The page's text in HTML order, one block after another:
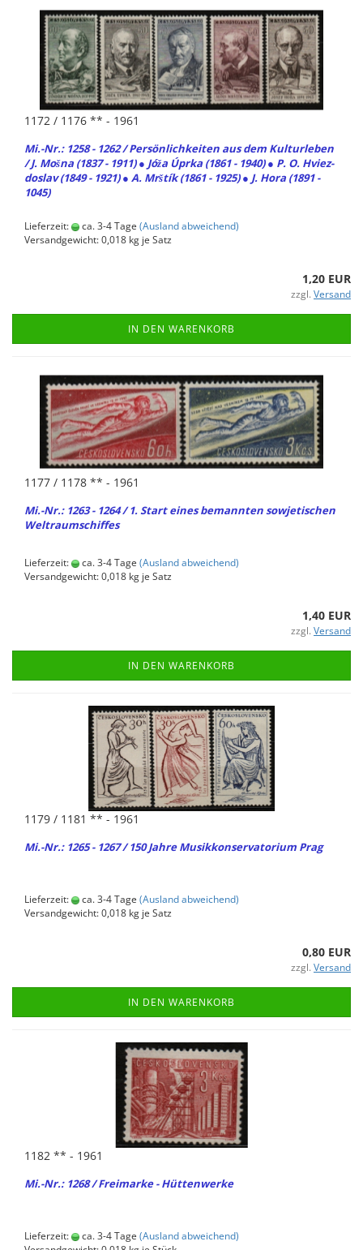
1172 / 1176 ** - 1961
Mi.-Nr.: 1258 - 1262 / Per­sön­lich­kei­ten aus dem Kul­tur­le­ben
/ J. Mošna (1837 - 1911) ● Jóža Úprka (1861 - 1940) ● P. O. Hvie­z­
doslav (1849 - 1921) ● A. Mrštík (1861 - 1925) ● J. Hora (1891 -
1045)
Lieferzeit: ca. 3-4 Tage (Ausland abweichend)
Versandgewicht:0,018 kg je Satz
1,20 EUR
zzgl. Versand
IN DEN WARENKORB
1177 / 1178 ** - 1961
Mi.-Nr.: 1263 - 1264 / 1. Start eines be­mann­ten so­wje­ti­schen
Welt­raum­schif­fes
Lieferzeit: ca. 3-4 Tage (Ausland abweichend)
Versandgewicht:0,018 kg je Satz
1,40 EUR
zzgl. Versand
IN DEN WARENKORB
1179 / 1181 ** - 1961
Mi.-Nr.: 1265 - 1267 / 150 Jahre Mu­sik­kon­ser­va­to­ri­um Prag
Lieferzeit: ca. 3-4 Tage (Ausland abweichend)
Versandgewicht:0,018 kg je Satz
0,80 EUR
zzgl. Versand
IN DEN WARENKORB
1182 ** - 1961
Mi.-Nr.: 1268 / Frei­mar­ke - Hüt­ten­wer­ke
Lieferzeit: ca. 3-4 Tage (Ausland abweichend)